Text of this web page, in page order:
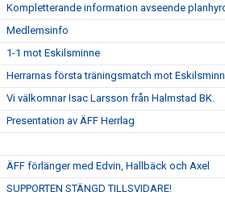
Kompletterande information avseende
Medlemsinfo
1-1 mot Eskilsminne
Herrarnas första träningsmatch mot
Vi välkomnar Isac Larsson från Halmstad BK.
Presentation av ÄFF Herrlag
ÄFF förlänger med Edvin, Hallbäck och Axel
SUPPORTEN STÄNGD TILLSVIDARE!